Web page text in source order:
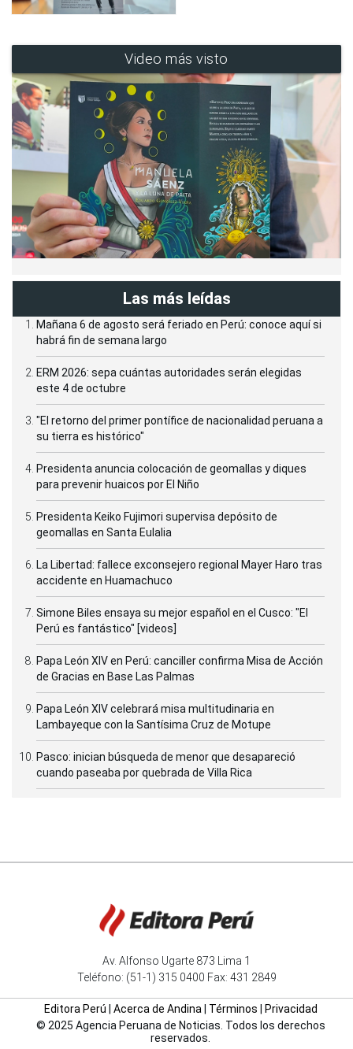
Video más visto
Las más leídas
Mañana 6 de agosto será feriado en Perú: conoce aquí si
habrá fin de semana largo
ERM 2026: sepa cuántas autoridades serán elegidas
este 4 de octubre
"El retorno del primer pontífice de nacionalidad peruana a
su tierra es histórico"
Presidenta anuncia colocación de geomallas y diques
para prevenir huaicos por El Niño
Presidenta Keiko Fujimori supervisa depósito de
geomallas en Santa Eulalia
La Libertad: fallece exconsejero regional Mayer Haro tras
accidente en Huamachuco
Simone Biles ensaya su mejor español en el Cusco: "El
Perú es fantástico" [videos]
Papa León XIV en Perú: canciller confirma Misa de Acción
de Gracias en Base Las Palmas
Papa León XIV celebrará misa multitudinaria en
Lambayeque con la Santísima Cruz de Motupe
Pasco: inician búsqueda de menor que desapareció
cuando paseaba por quebrada de Villa Rica
Av. Alfonso Ugarte 873 Lima 1
Teléfono: (51-1) 315 0400 Fax: 431 2849
Editora Perú Acerca de Andina Términos
Privacidad
© 2025 Agencia Peruana de Noticias. Todos los derechos
reservados.